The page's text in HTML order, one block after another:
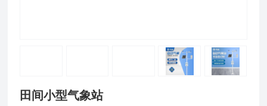
田间小型气象站